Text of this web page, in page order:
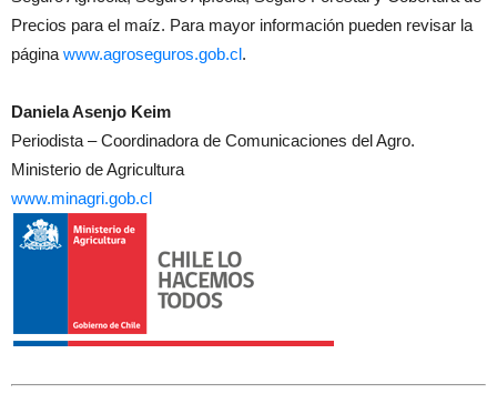
Precios para el maíz. Para mayor información pueden revisar la
página www.agroseguros.gob.cl.
Daniela Asenjo Keim
Periodista – Coordinadora de Comunicaciones del Agro.
Ministerio de Agricultura
www.minagri.gob.cl